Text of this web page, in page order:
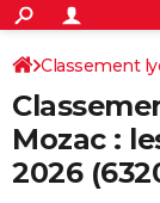
ACTUALITÉS
Politique
Société
Faits Divers
Education
Monde
Villes
+
SPORT
Coupe du monde
Football
Tennis
Cyclisme
Rugby
Forum
Programme TV
TNT
Streaming
Cinéma
Sorties cinéma
Musique
+
FINANCE
Classement
Mozac :
2026